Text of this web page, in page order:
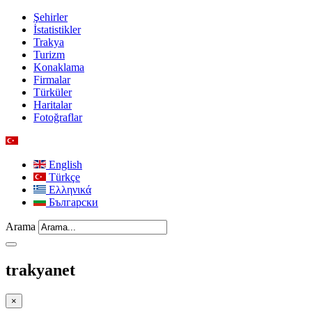
Şehirler
İstatistikler
Trakya
Turizm
Konaklama
Firmalar
Türküler
Haritalar
Fotoğraflar
English
Türkçe
Ελληνικά
Български
Arama
trakyanet
×